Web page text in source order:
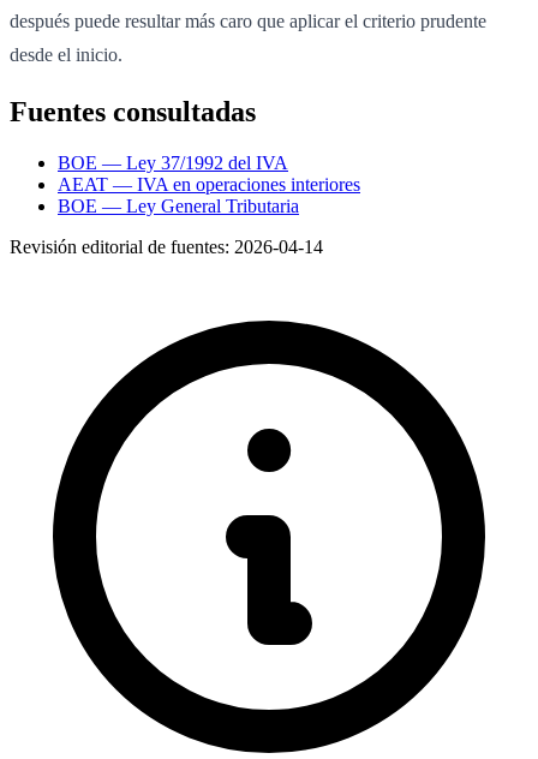
después puede resultar más caro que aplicar el criterio prudente
desde el inicio.
Fuentes consultadas
BOE — Ley 37/1992 del IVA
AEAT — IVA en operaciones interiores
BOE — Ley General Tributaria
Revisión editorial de fuentes: 2026-04-14